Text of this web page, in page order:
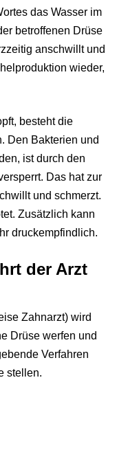
das Wasser im
betroffenen Drüse
anschwillt und
wieder,
besteht die
Den Bakterien und
ist durch den
Das hat zur
und schmerzt.
Zusätzlich kann
druckempfindlich.
der Arzt
Zahnarzt) wird
Drüse werfen und
Verfahren
stellen.